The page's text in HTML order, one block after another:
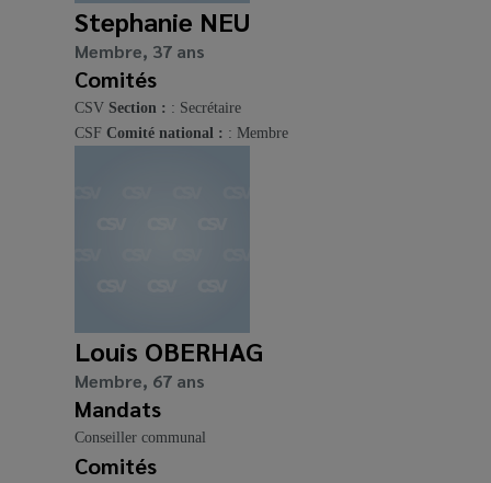
Stephanie NEU
Membre, 37 ans
Comités
CSV Section : : Secrétaire
CSF Comité national : : Membre
Louis OBERHAG
Membre, 67 ans
Mandats
Conseiller communal
Comités